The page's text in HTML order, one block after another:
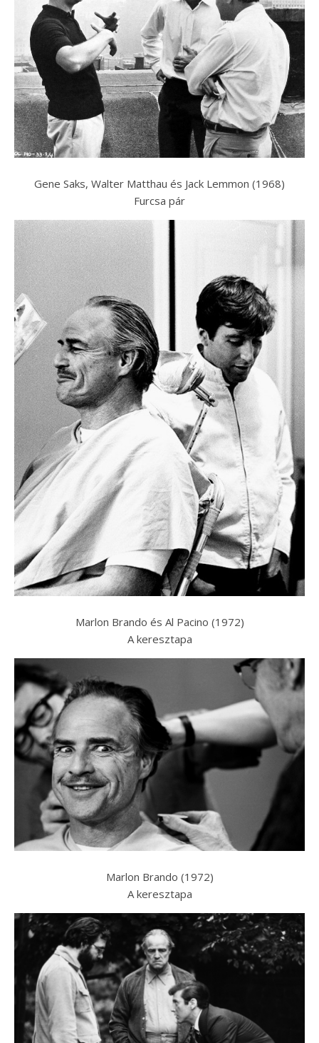
Gene Saks, Walter Matthau és Jack Lemmon (1968)
Furcsa pár
Marlon Brando és Al Pacino (1972)
A keresztapa
Marlon Brando (1972)
A keresztapa